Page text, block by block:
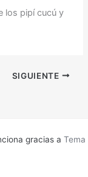
los pipí cucú y
SIGUIENTE
gracias a Tema